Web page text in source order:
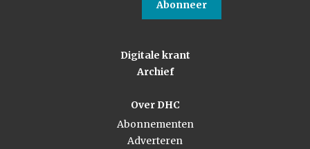
Abonneer
Digitale krant
Archief
Over DHC
Abonnementen
Adverteren